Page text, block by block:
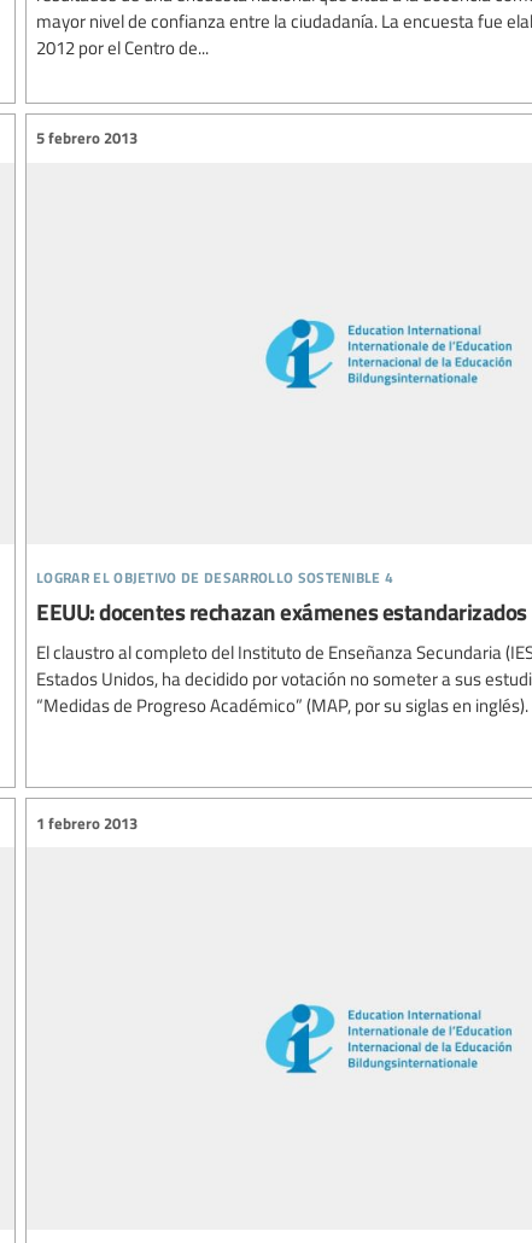
mayor nivel de confianza entre la ciudadanía. La encuesta fue
2012 por el Centro de...
lograr el objetivo de desarrollo sostenible 4
5 febrero 2013
EEUU: docentes rechazan exámenes estandarizados
El claustro al completo del Instituto de Enseñanza Secundaria
Estados Unidos, ha decidido por votación no someter a sus
“Medidas de Progreso Académico” (MAP, por su siglas en inglés).
1 febrero 2013